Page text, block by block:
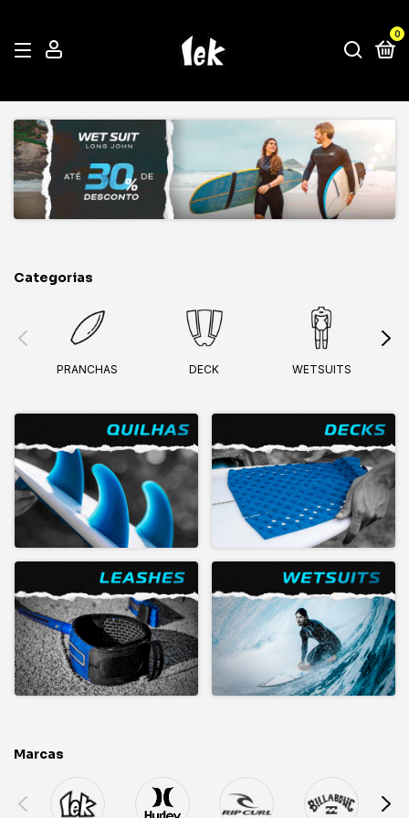
0
Categorias
PRANCHAS DECK WETSUITS
Marcas